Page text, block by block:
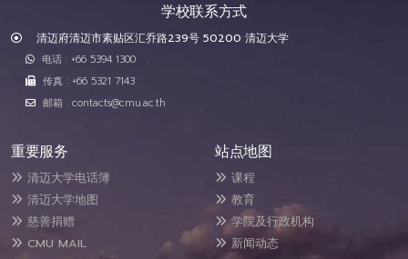
学校联系方式
清迈府清迈市素贴区汇乔路239号 50200 清迈大学
电话 : +66 5394 1300
传真 : +66 5321 7143
邮箱 : contacts@cmu.ac.th
重要服务
清迈大学电话簿
清迈大学地图
慈善捐赠
CMU MAIL
站点地图
课程
教育
学院及行政机构
新闻动态